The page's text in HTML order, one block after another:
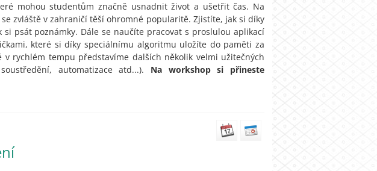
mohou studentům značně usnadnit život a ušetřit čas. Na
zvláště v zahraničí těší ohromné popularitě. Zjistíte, jak si díky
psát poznámky. Dále se naučíte pracovat s proslulou aplikací
které si díky speciálnímu algoritmu uložíte do paměti za
rychlém tempu představíme dalších několik velmi užitečných
automatizace atd...). Na workshop si přineste